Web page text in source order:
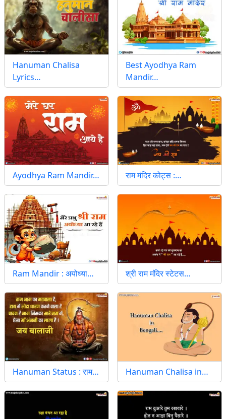
Hanuman Chalisa
Lyrics…
Best Ayodhya Ram
Mandir…
Ayodhya Ram Mandir… राम मंदिर कोट्स :…
Ram Mandir : अयोध्या… श्री राम मंदिर स्टेटस…
Hanuman Status : राम… Hanuman Chalisa in…